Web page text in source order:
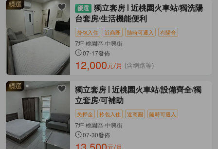
獨立套房
近桃園火車站/獨洗陽
台套房/生活機能便利
拎包入住 近商圈 隨時可遷入 有陽台
7坪 桃園區-中興街
07-17發佈
12,000元/月 (含網路等)
獨立套房
近桃園火車站/設備齊全/獨
立套房/可補助
免押金 拎包入住 近商圈 隨時可遷入
7坪 桃園區-中興街
07-30發佈
元/月